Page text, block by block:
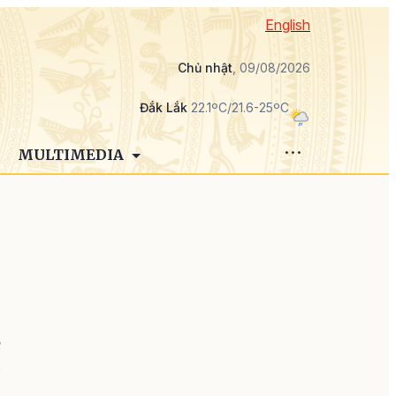
English
Chủ nhật, 09/08/2026
Đắk Lắk 22.1ºC/21.6-25ºC
MULTIMEDIA